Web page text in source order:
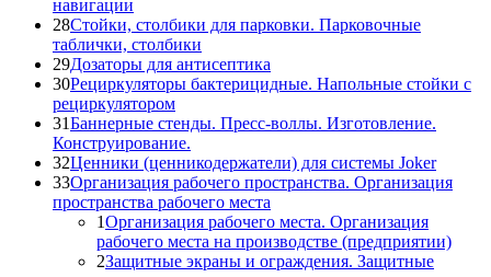
навигации
28Стойки, столбики для парковки. Парковочные
таблички, столбики
29Дозаторы для антисептика
30Рециркуляторы бактерицидные. Напольные стойки с
рециркулятором
31Баннерные стенды. Пресс-воллы. Изготовление.
Конструирование.
32Ценники (ценникодержатели) для системы Joker
33Организация рабочего пространства. Организация
пространства рабочего места
1Организация рабочего места. Организация
рабочего места на производстве (предприятии)
2Защитные экраны и ограждения. Защитные